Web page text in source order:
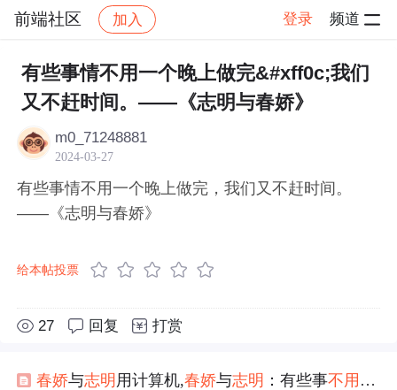
前端社区 加入 登录 频道
社区 前端社区 感慨 帖子详情
有些事情不用一个晚上做完&#xff0c;我们
又不赶时间。——《志明与春娇》
m0_71248881
2024-03-27
有些事情不用一个晚上做完，我们又不赶时间。
——《志明与春娇》
给本帖投票
27 回复 打赏
春娇与志明 用计算机,春娇与志明 ：有些事不用 一个